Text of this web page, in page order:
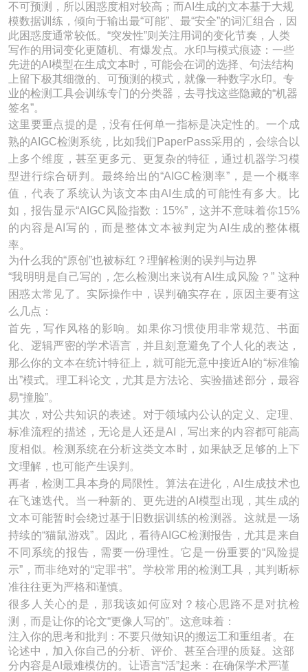
不可预测，所以困惑度相对较高；而AI生成的文本基于大规
模数据训练，倾向于输出最“可能”、最“安全”的词汇组合，因
此困惑度通常较低。“突发性”则关注用词的变化节奏，人类
写作的用词变化更随机、有爆发点。水印与模式痕迹：一些
先进的AI模型在生成文本时，可能会在词的选择、句法结构
上留下极其细微的、可预测的模式，就像一种数字水印。专
业的检测工具会训练专门的分类器，去寻找这些隐藏的“机器
签名”。
这里要重点提的是，没有任何单一指标是决定性的。一个成
熟的AIGC检测系统，比如我们PaperPass采用的，会综合以
上多个维度，甚至更多元、更复杂的特征，通过机器学习模
型进行综合研判。最终给出的“AIGC检测率”，是一个概率
值，代表了系统认为该文本由AI生成的可能性有多大。比
如，报告显示“AIGC风险指数：15%”，这并不意味着你15%
的内容是AI写的，而是整体文本被判定为AI生成的整体概
率。
为什么我的“原创”也被标红？理解检测的误判与边界
“我明明是自己写的，怎么检测出来说有AI生成风险？” 这种
困惑太常见了。实际操作中，误判确实存在，原因主要有这
么几点：
首先，写作风格的影响。如果你习惯使用非常规范、书面
化、逻辑严密的学术语言，并且刻意避免了个人化的表达，
那么你的文本在统计特征上，就可能无意中接近AI的“标准输
出”模式。理工科论文，尤其是方法论、实验描述部分，最容
易“撞脸”。
其次，对公共知识的表述。对于领域内公认的定义、定理、
标准流程的描述，无论是人还是AI，写出来的内容都可能高
度相似。检测系统在分析这类文本时，如果缺乏足够的上下
文理解，也可能产生误判。
再者，检测工具本身的局限性。算法在进化，AI生成技术也
在飞速迭代。当一种新的、更先进的AI模型出现，其生成的
文本可能暂时会绕过基于旧数据训练的检测器。这就是一场
持续的“猫鼠游戏”。因此，看待AIGC检测报告，尤其是来自
不同系统的报告，需要一份理性。它是一份重要的“风险提
示”，而非绝对的“定罪书”。学校常用的检测工具，其判断标
准往往更为严格和谨慎。
很多人关心的是，那我该如何应对？核心思路不是对抗检
测，而是让你的论文“更像人写的”。这意味着：
注入你的思考和批判：不要只做知识的搬运工和重组者。在
论述中，加入你自己的分析、评价、甚至合理的质疑。这部
分内容是AI最难模仿的。让语言“活”起来：在确保学术严谨